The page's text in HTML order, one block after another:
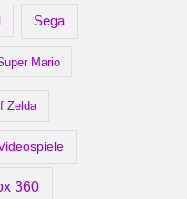
Sega
Mario
Zelda
360